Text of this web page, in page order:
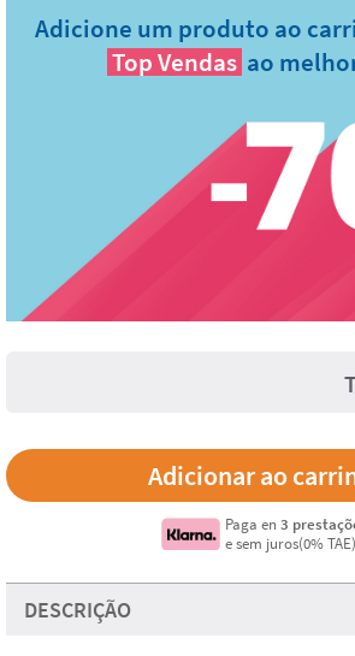
Adicione um produto ao
Top Vendas ao
Paga en3
e sem juros(0% TAE)
DESCRIÇÃO